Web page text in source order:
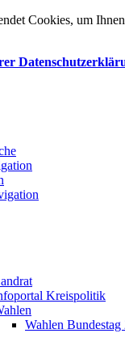
Cookies, um
Kreispolitik
Wahlen Bundestag